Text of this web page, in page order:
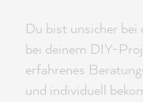
Du bist unsicher
bei deinem DIY-
erfahrenes
und individuell